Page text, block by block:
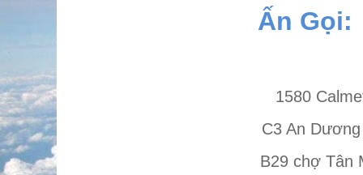
Ấn Gọi:
1580
C3 An
B29 chợ Tân